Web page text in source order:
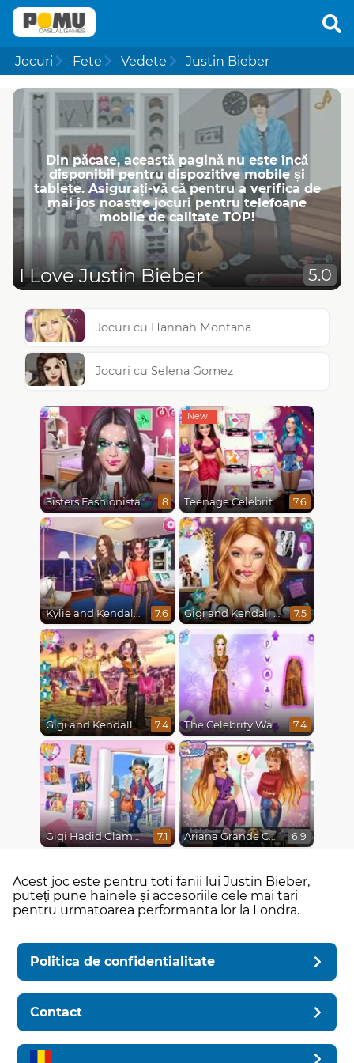
Jocuri Fete Vedete Justin Bieber
Din păcate, această pagină nu este încă
disponibil pentru dispozitive mobile și
tablete. Asigurați-vă că pentru a verifica de
mai jos noastre jocuri pentru telefoane
mobile de calitate TOP!
I Love Justin Bieber 5.0
Jocuri cu Hannah Montana
Jocuri cu Selena Gomez
Sisters Fashionista Makeup 8 Teenage Celebrity Rivalry 7.6
Kylie and Kendall Sisters Break Up 7.6 Gigi and Kendall BFFS 7.5
Gigi and Kendall Fashionistas 7.4 The Celebrity Way Of Life 7.4
Gigi Hadid Glamourous Lifestyle 7.1 Ariana Grande Colors Of The Year 6.9
Acest joc este pentru toti fanii lui Justin Bieber,
puteți pune hainele și accesoriile cele mai tari
pentru urmatoarea performanta lor la Londra.
Politica de confidentialitate
Contact